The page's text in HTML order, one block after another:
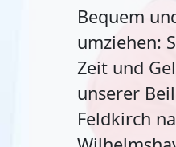
Bequem
umziehen:
Zeit und
unserer
Feldkirch